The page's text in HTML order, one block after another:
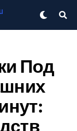
Под